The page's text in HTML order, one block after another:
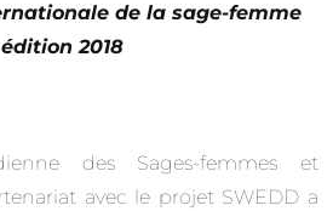
de la sage-femme
édition 2018
des Sages-femmes et
avec le projet SWEDD a